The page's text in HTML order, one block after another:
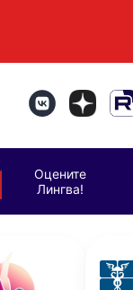
Оцените
Лингва!